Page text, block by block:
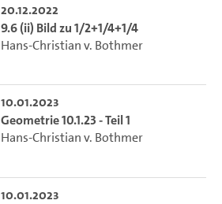
20.12.2022
9.6 (ii) Bild zu 1/2+1/4+1/4
Hans-Christian v. Bothmer
10.01.2023
Geometrie 10.1.23 - Teil 1
Hans-Christian v. Bothmer
10.01.2023